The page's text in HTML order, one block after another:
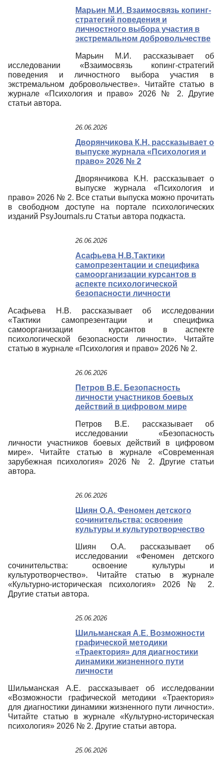
Марьин М.И. Взаимосвязь копинг-
стратегий поведения и
личностного выбора участия в
экстремальном добровольчестве
Марьин М.И. рассказывает об
исследовании «Взаимосвязь копинг-стратегий
поведения и личностного выбора участия в
экстремальном добровольчестве». Читайте статью в
журнале «Психология и право» 2026 № 2. Другие
статьи автора.
26.06.2026
Дворянчикова К.Н. рассказывает о
выпуске журнала «Психология и
право» 2026 № 2
Дворянчикова К.Н. рассказывает о
выпуске журнала «Психология и
право» 2026 № 2. Все статьи выпуска можно прочитать
в свободном доступе на портале психологических
изданий PsyJournals.ru Статьи автора подкаста.
26.06.2026
Асафьева Н.В.Тактики
самопрезентации и специфика
самоорганизации курсантов в
аспекте психологической
безопасности личности
Асафьева Н.В. рассказывает об исследовании
«Тактики самопрезентации и специфика
самоорганизации курсантов в аспекте
психологической безопасности личности». Читайте
статью в журнале «Психология и право» 2026 № 2.
26.06.2026
Петров В.Е. Безопасность
личности участников боевых
действий в цифровом мире
Петров В.Е. рассказывает об
исследовании «Безопасность
личности участников боевых действий в цифровом
мире». Читайте статью в журнале «Современная
зарубежная психология» 2026 № 2. Другие статьи
автора.
26.06.2026
Шиян О.А. Феномен детского
сочинительства: освоение
культуры и культуротворчество
Шиян О.А. рассказывает об
исследовании «Феномен детского
сочинительства: освоение культуры и
культуротворчество». Читайте статью в журнале
«Культурно-историческая психология» 2026 № 2.
Другие статьи автора.
25.06.2026
Шильманская А.Е. Возможности
графической методики
«Траектория» для диагностики
динамики жизненного пути
личности
Шильманская А.Е. рассказывает об исследовании
«Возможности графической методики «Траектория»
для диагностики динамики жизненного пути личности».
Читайте статью в журнале «Культурно-историческая
психология» 2026 № 2. Другие статьи автора.
25.06.2026